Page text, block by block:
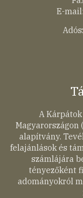
E-mail:
A
Magyarországon
alapítvány.
felajánlások és
számlájára
tényezőként
adományokról